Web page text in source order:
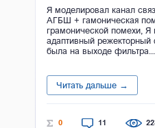
Я моделировал канал
АГБШ + гамоническая
грамонической помехи, Я
адаптивный
была на выходе фильтра...
Читать дальше →
0 11